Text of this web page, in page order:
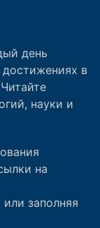
день
в
науки и
на
заполняя